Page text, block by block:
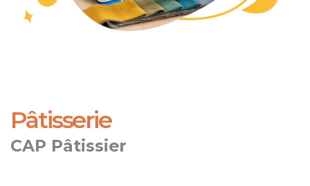
Pâtisserie
CAP Pâtissier